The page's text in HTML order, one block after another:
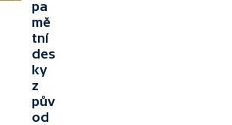
pa
mě
tní
des
ky
z
pův
od